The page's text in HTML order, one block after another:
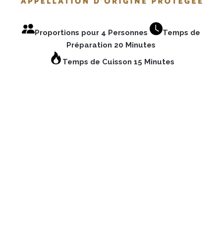
Proportions pour 4 Personnes
Temps de
Préparation 20 Minutes
Temps de Cuisson 15 Minutes